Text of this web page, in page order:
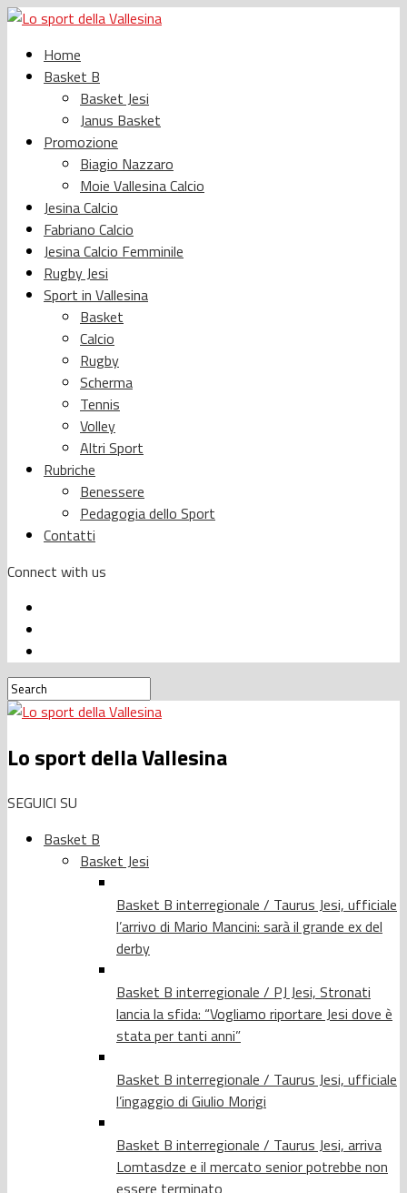
Home
Basket B
Basket Jesi
Janus Basket
Promozione
Biagio Nazzaro
Moie Vallesina Calcio
Jesina Calcio
Fabriano Calcio
Jesina Calcio Femminile
Rugby Jesi
Sport in Vallesina
Basket
Calcio
Rugby
Scherma
Tennis
Volley
Altri Sport
Rubriche
Benessere
Pedagogia dello Sport
Contatti
Connect with us
Lo sport della Vallesina
SEGUICI SU
Basket B
Basket Jesi
Basket B interregionale / Taurus Jesi, ufficiale
l’arrivo di Mario Mancini: sarà il grande ex del
derby
Basket B interregionale / PJ Jesi, Stronati
lancia la sfida: “Vogliamo riportare Jesi dove è
stata per tanti anni”
Basket B interregionale / Taurus Jesi, ufficiale
l’ingaggio di Giulio Morigi
Basket B interregionale / Taurus Jesi, arriva
Lomtasdze e il mercato senior potrebbe non
essere terminato